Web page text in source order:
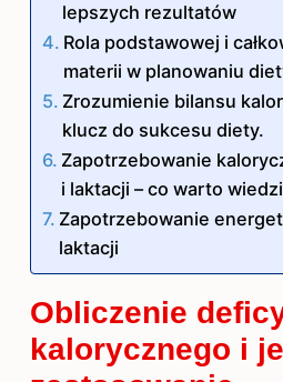
lepszych rezultatów
Rola podstawowej i
materii w planowaniu
Zrozumienie bilansu
klucz do sukcesu diety.
Zapotrzebowanie
i laktacji – co warto
Zapotrzebowanie
laktacji
Obliczenie
kalorycznego i